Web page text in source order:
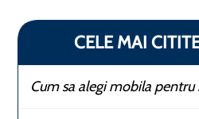
CELE MAI
Cum sa alegi mobila pentru